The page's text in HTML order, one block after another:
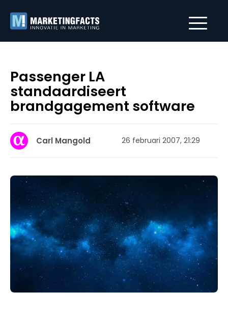
Passenger LA
standaardiseert
brandgagement software
Carl Mangold 26 februari 2007, 21:29